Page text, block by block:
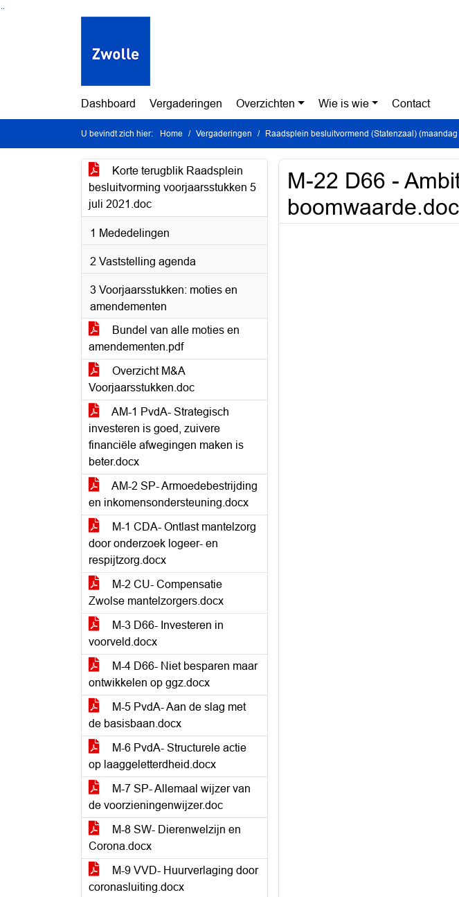
Ga naar de inhoud van deze pagina
Ga naar het zoeken
Ga naar het menu
Dashboard Vergaderingen Overzichten Wie is wie Contact
U bevindt zich hier: Home Vergaderingen Raadsplein besluitvormend (Statenzaal)
Korte terugblik Raadsplein
besluitvorming voorjaarsstukken 5
juli 2021.doc
1 Mededelingen
2 Vaststelling agenda
3 Voorjaarsstukken: moties en
amendementen
Bundel van alle moties en
amendementen.pdf
Overzicht M&A
Voorjaarsstukken.doc
AM-1 PvdA- Strategisch
investeren is goed, zuivere
financiële afwegingen maken is
beter.docx
AM-2 SP- Armoedebestrijding
en inkomensondersteuning.docx
M-1 CDA- Ontlast mantelzorg
door onderzoek logeer- en
respijtzorg.docx
M-2 CU- Compensatie
Zwolse mantelzorgers.docx
M-3 D66- Investeren in
voorveld.docx
M-4 D66- Niet besparen maar
ontwikkelen op ggz.docx
M-5 PvdA- Aan de slag met
de basisbaan.docx
M-6 PvdA- Structurele actie
op laaggeletterdheid.docx
M-7 SP- Allemaal wijzer van
de voorzieningenwijzer.doc
M-8 SW- Dierenwelzijn en
Corona.docx
M-9 VVD- Huurverlaging door
coronasluiting.docx
M-22 D66 -